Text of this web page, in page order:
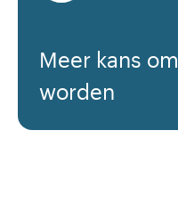
Meer kans
worden